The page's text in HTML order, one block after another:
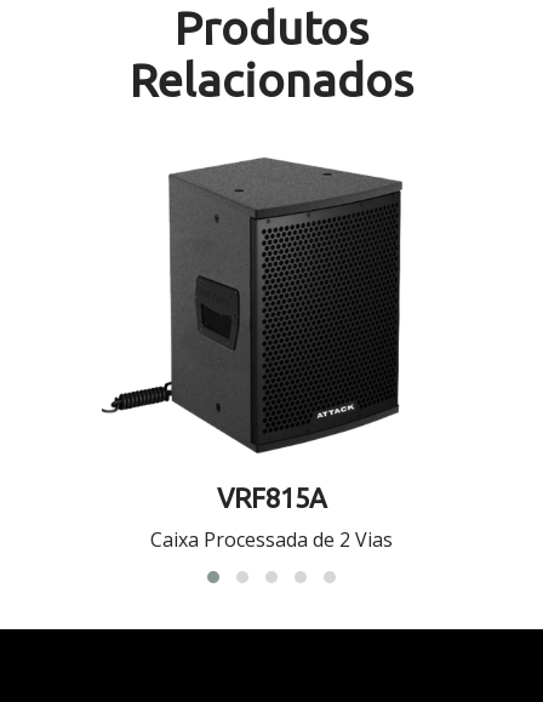
Produtos
Relacionados
VRF815A
Caixa Processada de 2 Vias